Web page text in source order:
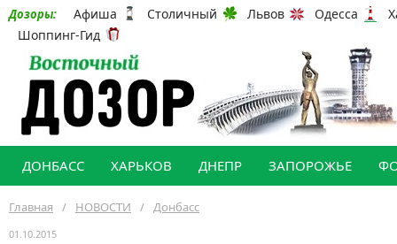
Дозоры: Афиша Столичный Львов Одесса
Шоппинг-Гид
ДОНБАСС ХАРЬКОВ ДНЕПР ЗАПОРОЖЬЕ
Главная / НОВОСТИ / Донбасс
01.10.2015